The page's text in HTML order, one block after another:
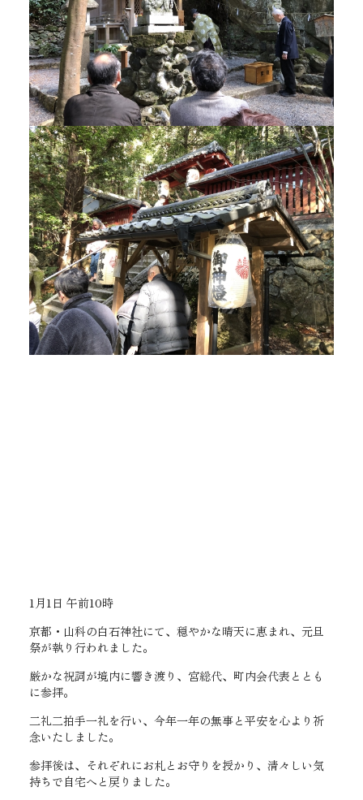
1月1日 午前10時
京都・山科の白石神社にて、穏やかな晴天に恵まれ、元旦
祭が執り行われました。
厳かな祝詞が境内に響き渡り、宮総代、町内会代表ととも
に参拝。
二礼二拍手一礼を行い、今年一年の無事と平安を心より祈
念いたしました。
参拝後は、それぞれにお札とお守りを授かり、清々しい気
持ちで自宅へと戻りました。